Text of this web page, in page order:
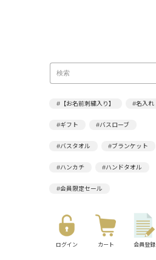
#【お名前刺繍入り】 #名入れ
#ギフト #バスローブ
#バスタオル #ブランケット
#ハンカチ #ハンドタオル
#会員限定セール
ログイン カート 会員登録